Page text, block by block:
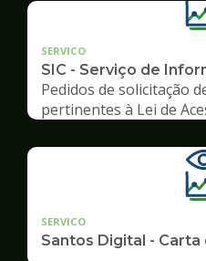
SERVICO
SIC - Serviço de
Pedidos de solicitação
pertinentes à Lei de
SERVICO
Santos Digital - Carta